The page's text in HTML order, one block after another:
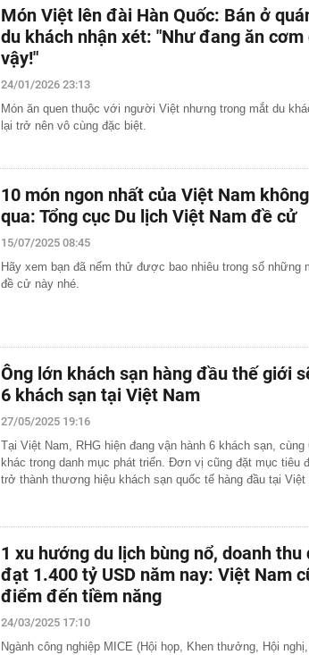
Món Việt lên đài Hàn Quốc: Bán ở
du khách nhận xét: "Như đang ăn
vậy!"
24/01/2026 23:13
Món ăn quen thuộc với người Việt nhưng trong mắt du
lại trở nên vô cùng đặc biệt.
10 món ngon nhất của Việt Nam
qua: Tổng cục Du lịch Việt Nam đề cử
15/07/2025 08:45
Hãy xem bạn đã nếm thử được bao nhiêu trong số những
đề cử này nhé.
Ông lớn khách sạn hàng đầu thế giới
6 khách sạn tại Việt Nam
27/05/2025 19:16
Tại Việt Nam, RHG hiện đang vận hành 6 khách sạn, cùng
khác trong danh mục phát triển. Đơn vị cũng đặt mục tiêu
trở thành thương hiệu khách sạn quốc tế hàng đầu tại Việt
1 xu hướng du lịch bùng nổ, doanh thu
đạt 1.400 tỷ USD năm nay: Việt Nam
điểm đến tiềm năng
24/03/2025 17:10
Ngành công nghiệp MICE (Hội họp, Khen thưởng, Hội